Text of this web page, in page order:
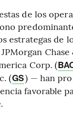
de los
estrategas de
Chase
Corp. (
(GS) — han
favorable